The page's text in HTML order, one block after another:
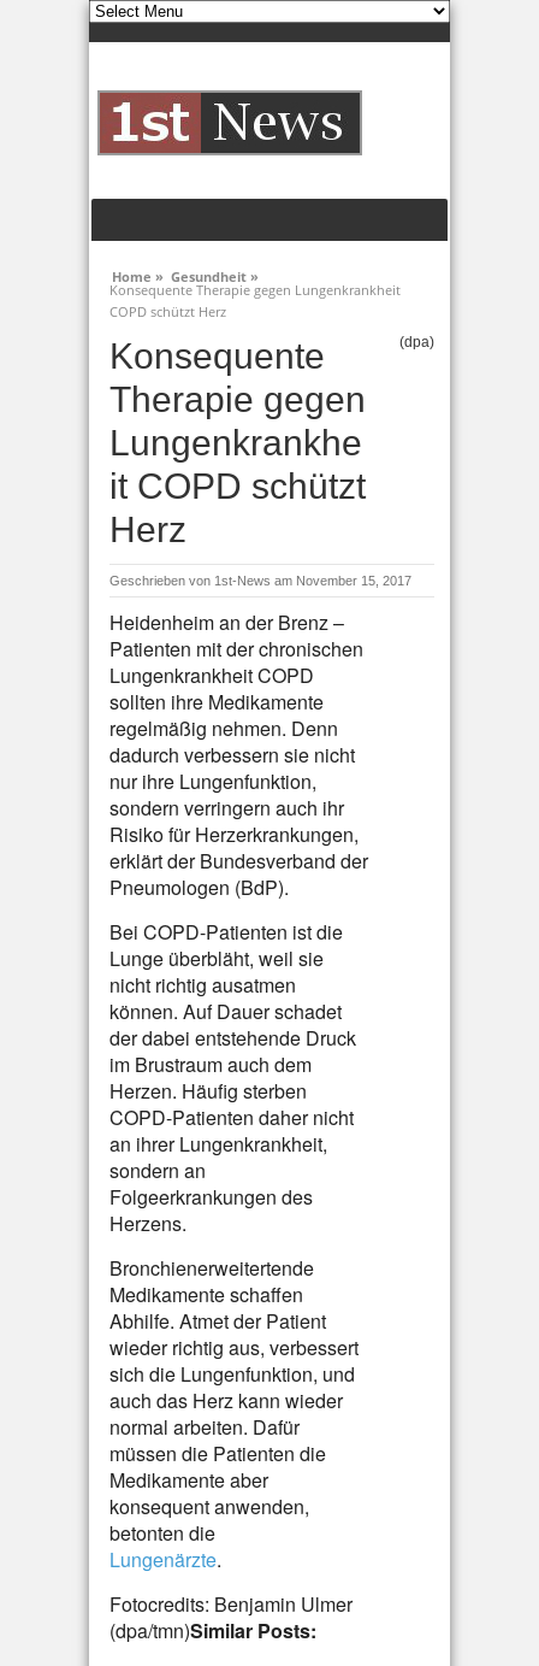
Home » Gesundheit »
Konsequente Therapie gegen Lungenkrankheit
COPD schützt Herz
Konsequente
Therapie gegen
Lungenkrankhe
it COPD schützt
Herz
(dpa)
Geschrieben von 1st-News am November 15, 2017
Heidenheim an der Brenz –
Patienten mit der chronischen
Lungenkrankheit COPD
sollten ihre Medikamente
regelmäßig nehmen. Denn
dadurch verbessern sie nicht
nur ihre Lungenfunktion,
sondern verringern auch ihr
Risiko für Herzerkrankungen,
erklärt der Bundesverband der
Pneumologen (BdP).
Bei COPD-Patienten ist die
Lunge überbläht, weil sie
nicht richtig ausatmen
können. Auf Dauer schadet
der dabei entstehende Druck
im Brustraum auch dem
Herzen. Häufig sterben
COPD-Patienten daher nicht
an ihrer Lungenkrankheit,
sondern an
Folgeerkrankungen des
Herzens.
Bronchienerweitertende
Medikamente schaffen
Abhilfe. Atmet der Patient
wieder richtig aus, verbessert
sich die Lungenfunktion, und
auch das Herz kann wieder
normal arbeiten. Dafür
müssen die Patienten die
Medikamente aber
konsequent anwenden,
betonten die
Lungenärzte.
Fotocredits: Benjamin Ulmer
(dpa/tmn)Similar Posts: